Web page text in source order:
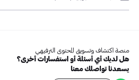
منصة اكتشاف وتسويق المحتوى الترفيهي
هل لديك أي أسئلة أو استفسارات أخرى؟
يسعدنا تواصلك معنا